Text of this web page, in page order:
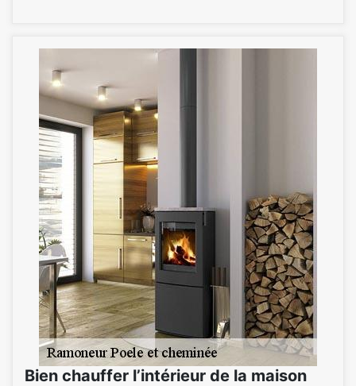
Bien chauffer l’intérieur de la maison